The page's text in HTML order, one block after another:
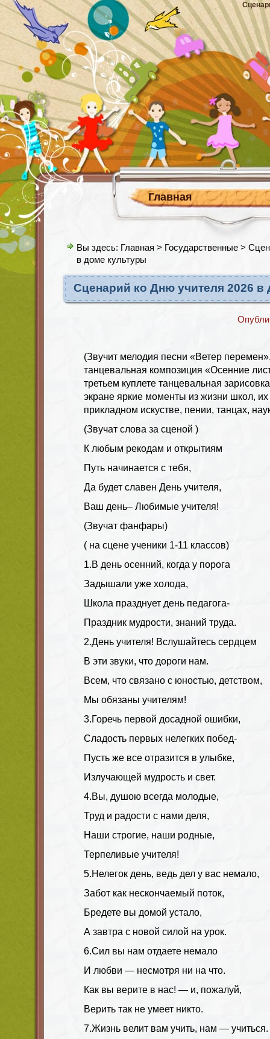
Главная
Вы здесь: Главная > Государственные >
в доме культуры
Сценарий ко Дню учителя 2026 в
(Звучит мелодия песни «Ветер
танцевальная композиция «Осенние
третьем куплете танцевальная
экране яркие моменты из жизни школ,
прикладном искустве, пении, танцах,
(Звучат слова за сценой )
К любым рекодам и открытиям
Путь начинается с тебя,
Да будет славен День учителя,
Ваш день– Любимые учителя!
(Звучат фанфары)
( на сцене ученики 1-11 классов)
1.В день осенний, когда у порога
Задышали уже холода,
Школа празднует день педагога-
Праздник мудрости, знаний труда.
2.День учителя! Вслушайтесь сердцем
В эти звуки, что дороги нам.
Всем, что связано с юностью, детством,
Мы обязаны учителям!
3.Горечь первой досадной ошибки,
Сладость первых нелегких побед-
Пусть же все отразится в улыбке,
Излучающей мудрость и свет.
4.Вы, душою всегда молодые,
Труд и радости с нами деля,
Наши строгие, наши родные,
Терпеливые учителя!
5.Нелегок день, ведь дел у вас немало,
Забот как нескончаемый поток,
Бредете вы домой устало,
А завтра с новой силой на урок.
6.Сил вы нам отдаете немало
И любви — несмотря ни на что.
Как вы верите в нас! — и, пожалуй,
Верить так не умеет никто.
7.Жизнь велит вам учить, нам — учиться.